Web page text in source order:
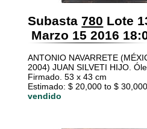
Subasta 780 Lote
Marzo 15 2016
ANTONIO NAVARRETE
2004) JUAN SILVETI HIJO.
Firmado. 53 x 43 cm
Estimado: $ 20,000 to $ 30,000.
vendido